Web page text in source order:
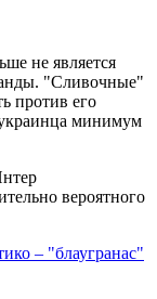
не является
"Сливочные"
против его
минимум
вероятного
– "блаугранас"